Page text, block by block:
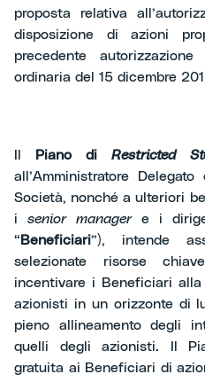
proposta relativa
disposizione di azioni
precedente autorizzazione
ordinaria del 15 dicembre
Piano di Restricted
all’Amministratore
Società, nonché a ulteriori
i senior managere i
“ Beneficiari”), intende
selezionate risorse
incentivare i Beneficiari
azionisti in un orizzonte di
pieno allineamento degli
quelli degli azionisti. Il
gratuita ai Beneficiari di